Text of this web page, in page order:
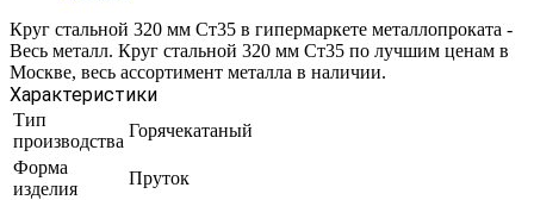
Круг стальной 320 мм Ст35 в гипермаркете металлопроката -
Весь металл. Круг стальной 320 мм Ст35 по лучшим ценам в
Москве, весь ассортимент металла в наличии.
Характеристики
Тип
производства
Горячекатаный
Форма
изделия
Пруток